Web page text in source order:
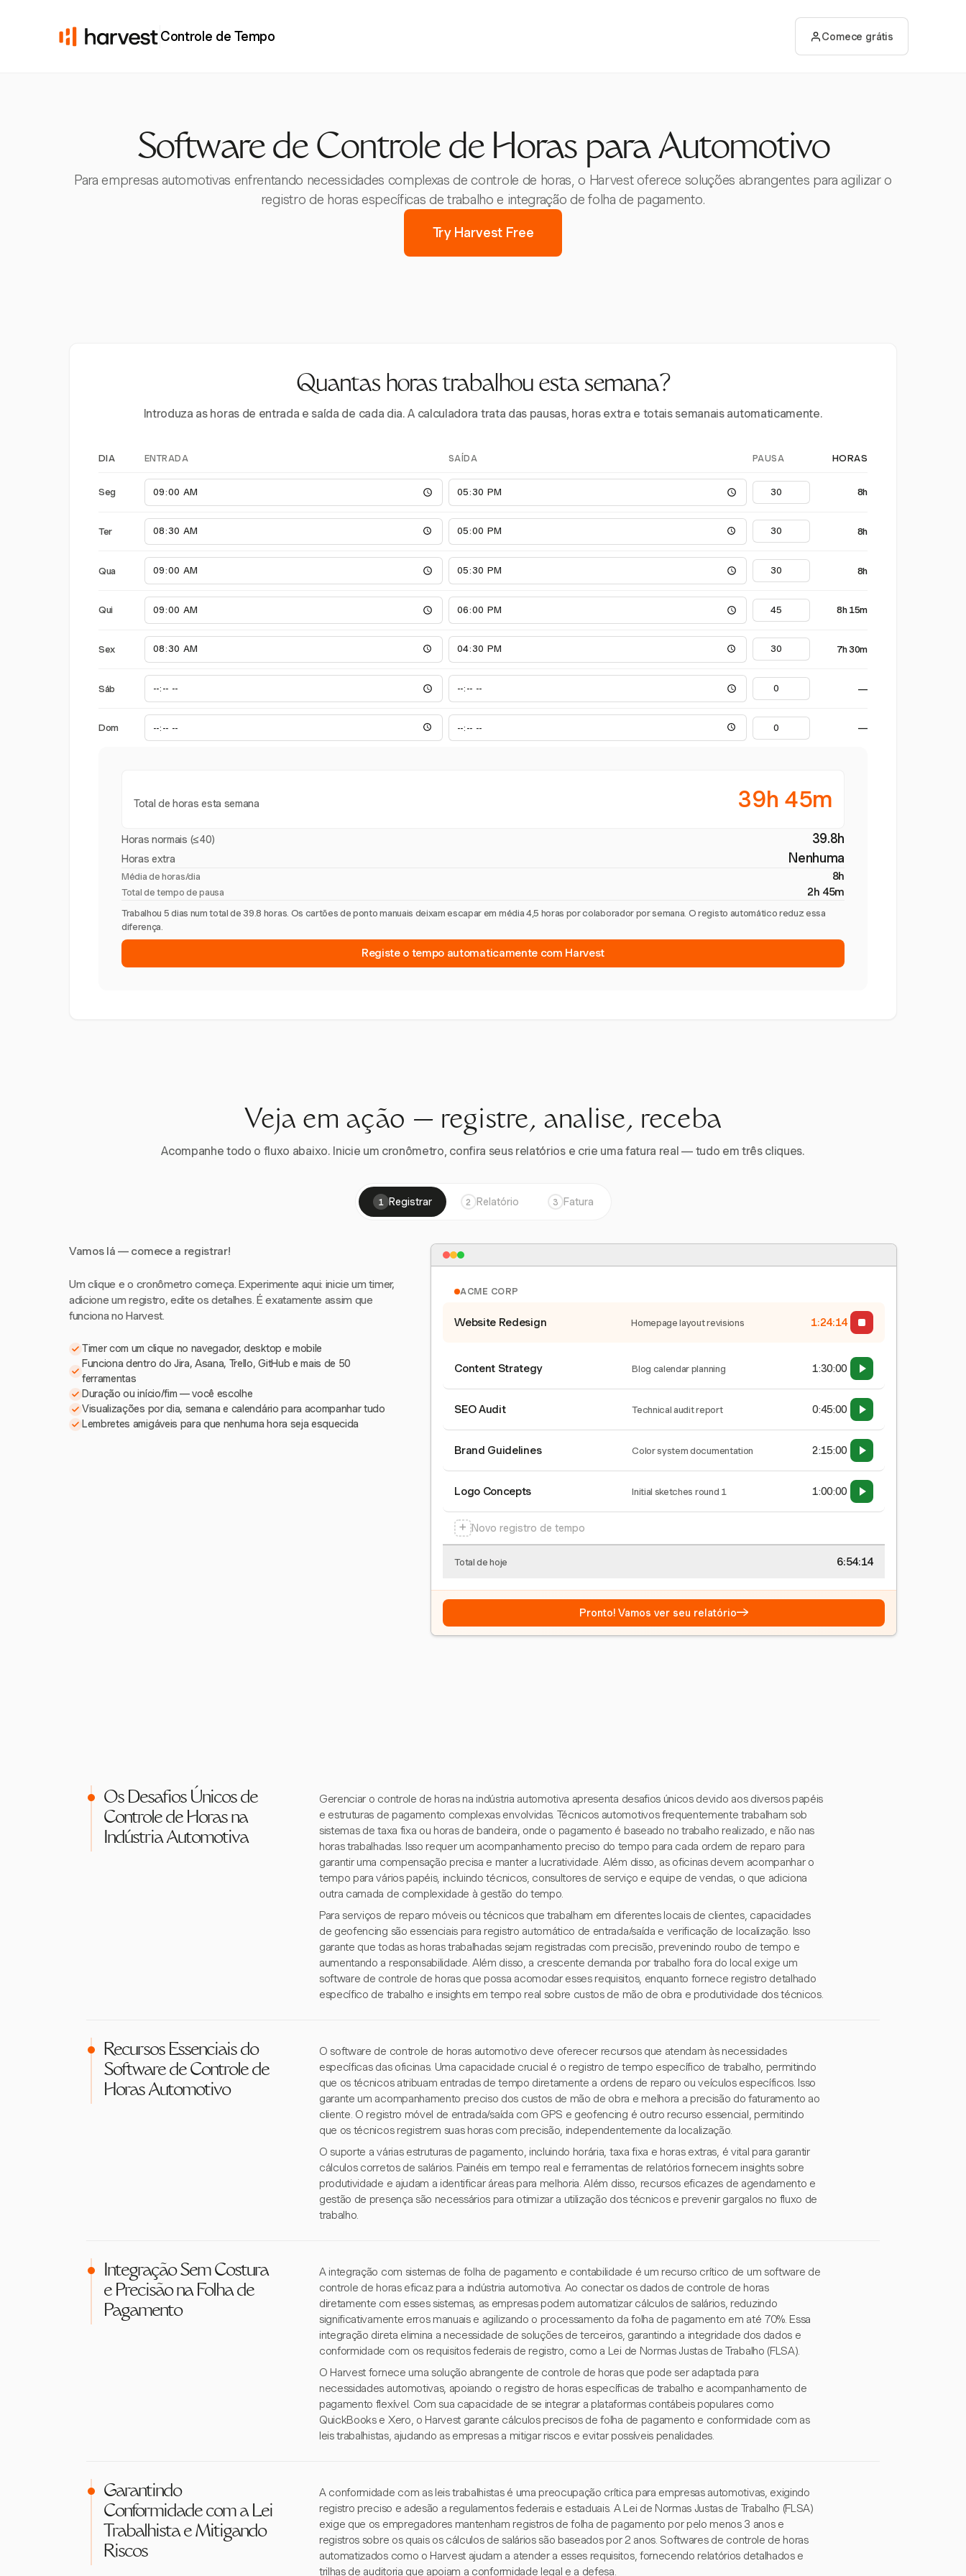
Controle de Tempo Comece grátis
Software de Controle de Horas para Automotivo
Para empresas automotivas enfrentando necessidades complexas de controle de horas, o Harvest oferece soluções abrangentes para agilizar o
registro de horas específicas de trabalho e integração de folha de pagamento.
Try Harvest Free
Quantas horas trabalhou esta semana?
Introduza as horas de entrada e saída de cada dia. A calculadora trata das pausas, horas extra e totais semanais automaticamente.
DIA ENTRADA SAÍDA PAUSA HORAS
Seg 8h
Ter 8h
Qua 8h
Qui 8h 15m
Sex 7h 30m
Sáb —
Dom —
Total de horas esta semana 39h 45m
Horas normais (≤40) 39.8h
Horas extra Nenhuma
Média de horas/dia 8h
Total de tempo de pausa 2h 45m
Trabalhou 5 dias num total de 39.8 horas. Os cartões de ponto manuais deixam escapar em média 4,5 horas por colaborador por semana. O registo automático reduz essa
diferença.
Registe o tempo automaticamente com Harvest
Veja em ação — registre, analise, receba
Acompanhe todo o fluxo abaixo. Inicie um cronômetro, confira seus relatórios e crie uma fatura real — tudo em três cliques.
1 Registrar 2 Relatório 3 Fatura
Vamos lá — comece a registrar!
Um clique e o cronômetro começa. Experimente aqui: inicie um timer,
adicione um registro, edite os detalhes. É exatamente assim que
funciona no Harvest.
Timer com um clique no navegador, desktop e mobile
Funciona dentro do Jira, Asana, Trello, GitHub e mais de 50
ferramentas
Duração ou início/fim — você escolhe
Visualizações por dia, semana e calendário para acompanhar tudo
Lembretes amigáveis para que nenhuma hora seja esquecida
ACME CORP
Website Redesign Homepage layout revisions 1:24:14
Content Strategy Blog calendar planning 1:30:00
SEO Audit Technical audit report 0:45:00
Brand Guidelines Color system documentation 2:15:00
Logo Concepts Initial sketches round 1 1:00:00
+ Novo registro de tempo
Total de hoje 6:54:14
Pronto! Vamos ver seu relatório→
Os Desafios Únicos de
Controle de Horas na
Indústria Automotiva
Gerenciar o controle de horas na indústria automotiva apresenta desafios únicos devido aos diversos papéis
e estruturas de pagamento complexas envolvidas. Técnicos automotivos frequentemente trabalham sob
sistemas de taxa fixa ou horas de bandeira, onde o pagamento é baseado no trabalho realizado, e não nas
horas trabalhadas. Isso requer um acompanhamento preciso do tempo para cada ordem de reparo para
garantir uma compensação precisa e manter a lucratividade. Além disso, as oficinas devem acompanhar o
tempo para vários papéis, incluindo técnicos, consultores de serviço e equipe de vendas, o que adiciona
outra camada de complexidade à gestão do tempo.
Para serviços de reparo móveis ou técnicos que trabalham em diferentes locais de clientes, capacidades
de geofencing são essenciais para registro automático de entrada/saída e verificação de localização. Isso
garante que todas as horas trabalhadas sejam registradas com precisão, prevenindo roubo de tempo e
aumentando a responsabilidade. Além disso, a crescente demanda por trabalho fora do local exige um
software de controle de horas que possa acomodar esses requisitos, enquanto fornece registro detalhado
específico de trabalho e insights em tempo real sobre custos de mão de obra e produtividade dos técnicos.
Recursos Essenciais do
Software de Controle de
Horas Automotivo
O software de controle de horas automotivo deve oferecer recursos que atendam às necessidades
específicas das oficinas. Uma capacidade crucial é o registro de tempo específico de trabalho, permitindo
que os técnicos atribuam entradas de tempo diretamente a ordens de reparo ou veículos específicos. Isso
garante um acompanhamento preciso dos custos de mão de obra e melhora a precisão do faturamento ao
cliente. O registro móvel de entrada/saída com GPS e geofencing é outro recurso essencial, permitindo
que os técnicos registrem suas horas com precisão, independentemente da localização.
O suporte a várias estruturas de pagamento, incluindo horária, taxa fixa e horas extras, é vital para garantir
cálculos corretos de salários. Painéis em tempo real e ferramentas de relatórios fornecem insights sobre
produtividade e ajudam a identificar áreas para melhoria. Além disso, recursos eficazes de agendamento e
gestão de presença são necessários para otimizar a utilização dos técnicos e prevenir gargalos no fluxo de
trabalho.
Integração Sem Costura
e Precisão na Folha de
Pagamento
A integração com sistemas de folha de pagamento e contabilidade é um recurso crítico de um software de
controle de horas eficaz para a indústria automotiva. Ao conectar os dados de controle de horas
diretamente com esses sistemas, as empresas podem automatizar cálculos de salários, reduzindo
significativamente erros manuais e agilizando o processamento da folha de pagamento em até 70%. Essa
integração direta elimina a necessidade de soluções de terceiros, garantindo a integridade dos dados e
conformidade com os requisitos federais de registro, como a Lei de Normas Justas de Trabalho (FLSA).
O Harvest fornece uma solução abrangente de controle de horas que pode ser adaptada para
necessidades automotivas, apoiando o registro de horas específicas de trabalho e acompanhamento de
pagamento flexível. Com sua capacidade de se integrar a plataformas contábeis populares como
QuickBooks e Xero, o Harvest garante cálculos precisos de folha de pagamento e conformidade com as
leis trabalhistas, ajudando as empresas a mitigar riscos e evitar possíveis penalidades.
Garantindo
Conformidade com a Lei
Trabalhista e Mitigando
Riscos
A conformidade com as leis trabalhistas é uma preocupação crítica para empresas automotivas, exigindo
registro preciso e adesão a regulamentos federais e estaduais. A Lei de Normas Justas de Trabalho (FLSA)
exige que os empregadores mantenham registros de folha de pagamento por pelo menos 3 anos e
registros sobre os quais os cálculos de salários são baseados por 2 anos. Softwares de controle de horas
automatizados como o Harvest ajudam a atender a esses requisitos, fornecendo relatórios detalhados e
trilhas de auditoria que apoiam a conformidade legal e a defesa.